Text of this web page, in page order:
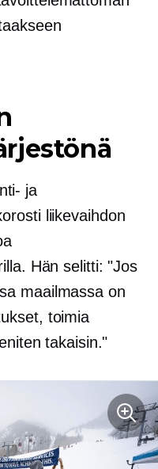
ja
liikevaihdon
Hän selitti: "Jos
maailmassa on
toimia
takaisin."